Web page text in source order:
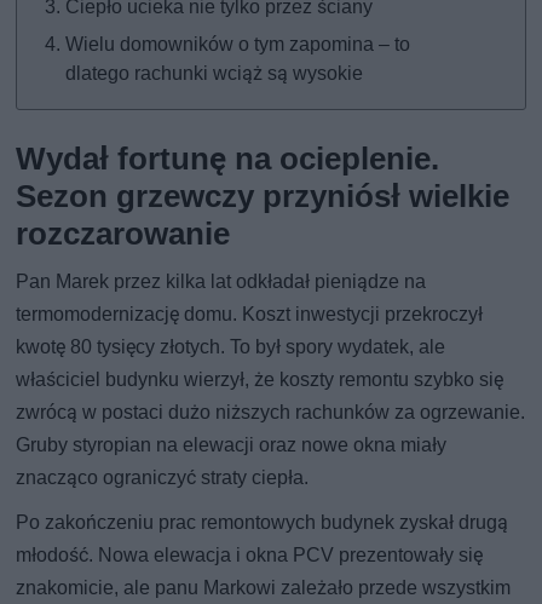
Ciepło ucieka nie tylko przez ściany
Wielu domowników o tym zapomina – to
dlatego rachunki wciąż są wysokie
Wydał fortunę na ocieplenie.
Sezon grzewczy przyniósł wielkie
rozczarowanie
Pan Marek przez kilka lat odkładał pieniądze na
termomodernizację domu. Koszt inwestycji przekroczył
kwotę 80 tysięcy złotych. To był spory wydatek, ale
właściciel budynku wierzył, że koszty remontu szybko się
zwrócą w postaci dużo niższych rachunków za ogrzewanie.
Gruby styropian na elewacji oraz nowe okna miały
znacząco ograniczyć straty ciepła.
Po zakończeniu prac remontowych budynek zyskał drugą
młodość. Nowa elewacja i okna PCV prezentowały się
znakomicie, ale panu Markowi zależało przede wszystkim